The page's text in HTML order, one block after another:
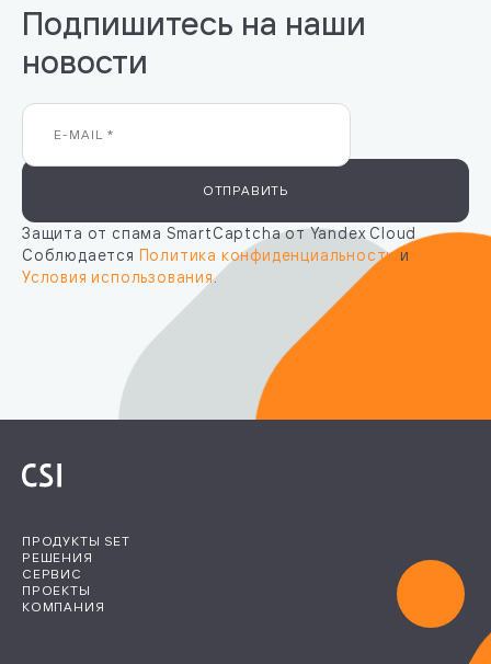
Подпишитесь на наши
новости
ОТПРАВИТЬ
Защита от спама SmartCaptcha от Yandex Cloud
Соблюдается Политика конфиденциальностии
Условия использования.
ПРОДУКТЫ SET
РЕШЕНИЯ
СЕРВИС
ПРОЕКТЫ
КОМПАНИЯ